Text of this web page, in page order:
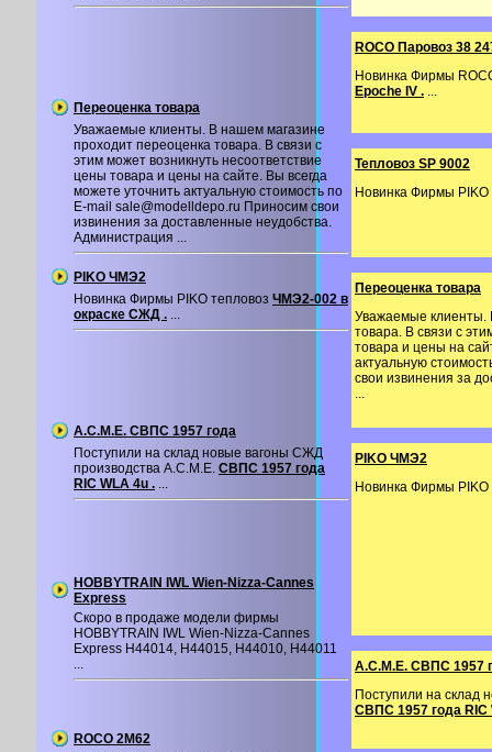
Переоценка товара
Уважаемые клиенты. В нашем магазине
проходит переоценка товара. В связи с
этим может возникнуть несоответствие
цены товара и цены на сайте. Вы всегда
можете уточнить актуальную стоимость по
E-mail sale@modelldepo.ru Приносим свои
извинения за доставленные неудобства.
Администрация ...
PIKO ЧМЭ2
Новинка Фирмы PIKO тепловоз ЧМЭ2-002 в
окраске СЖД . ...
A.C.M.E. СВПС 1957 года
Поступили на склад новые вагоны СЖД
производства A.C.M.E. СВПС 1957 года
RIC WLA 4u . ...
HOBBYTRAIN IWL Wien-Nizza-Cannes
Express
Скоро в продаже модели фирмы
HOBBYTRAIN IWL Wien-Nizza-Cannes
Express H44014, H44015, H44010, H44011
...
ROCO 2M62
ROCO Паровоз 38
Новинка Фирмы
Epoche IV . ...
Тепловоз SP 9002
Новинка Фирмы
Переоценка товара
Уважаемые клиенты.
товара. В связи с
товара и цены на
актуальную
свои извинения за
...
PIKO ЧМЭ2
Новинка Фирмы
A.C.M.E. СВПС 1957
Поступили на склад
СВПС 1957 года RIC